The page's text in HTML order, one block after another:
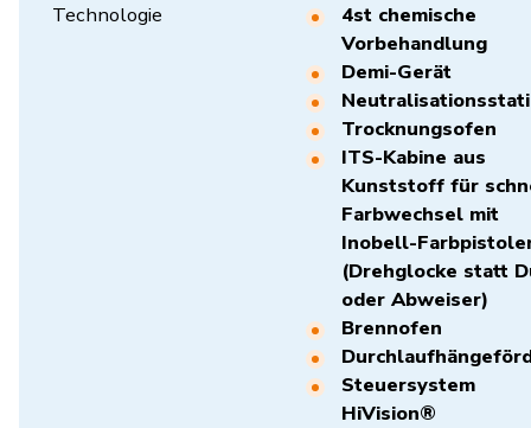
Technologie
4st chemische
Vorbehandlung
Demi-Gerät
Trocknungsofen
ITS-Kabine aus
Kunststoff für
Farbwechsel mit
Inobell-
(Drehglocke statt
oder Abweiser)
Brennofen
Steuersystem
HiVision®